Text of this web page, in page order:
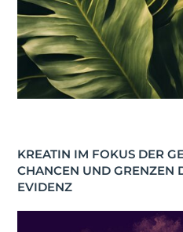
KREATIN IM FOKUS DER
CHANCEN UND GRENZEN
EVIDENZ